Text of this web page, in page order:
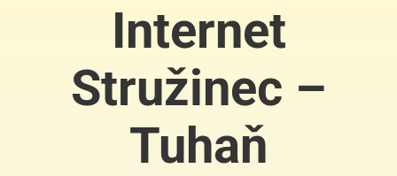
Internet
Stružinec –
Tuhaň